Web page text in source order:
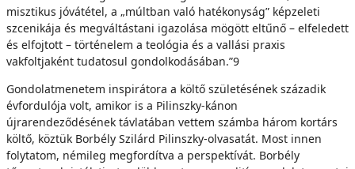
misztikus jóvátétel, a „múltban való hatékonyság” képzeleti
szcenikája és megváltástani igazolása mögött eltűnő – elfeledett
és elfojtott – történelem a teológia és a vallási praxis
vakfoltjaként tudatosul gondolkodásában.”9
Gondolatmenetem inspirátora a költő születésének századik
évfordulója volt, amikor is a Pilinszky-kánon
újrarendeződésének távlatában vettem számba három kortárs
költő, köztük Borbély Szilárd Pilinszky-olvasatát. Most innen
folytatom, némileg megfordítva a perspektívát. Borbély